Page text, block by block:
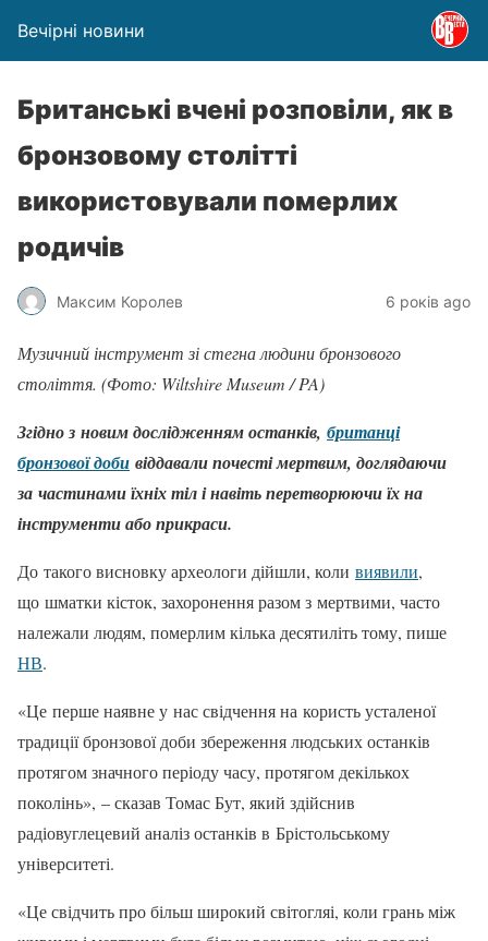
Вечірні новини
Британські вчені розповіли, як в
бронзовому столітті
використовували померлих
родичів
Максим Королев 6 років ago
Музичний інструмент зі стегна людини бронзового
століття. (Фото: Wiltshire Museum / PA)
Згідно з новим дослідженням останків, британці
бронзової доби віддавали почесті мертвим, доглядаючи
за частинами їхніх тіл і навіть перетворюючи їх на
інструменти або прикраси.
До такого висновку археологи дійшли, коли виявили,
що шматки кісток, захоронення разом з мертвими, часто
належали людям, померлим кілька десятиліть тому, пише
НВ.
«Це перше наявне у нас свідчення на користь усталеної
традиції бронзової доби збереження людських останків
протягом значного періоду часу, протягом декількох
поколінь», – сказав Томас Бут, який здійснив
радіовуглецевий аналіз останків в Брістольському
університеті.
«Це свідчить про більш широкий світогляі, коли грань між